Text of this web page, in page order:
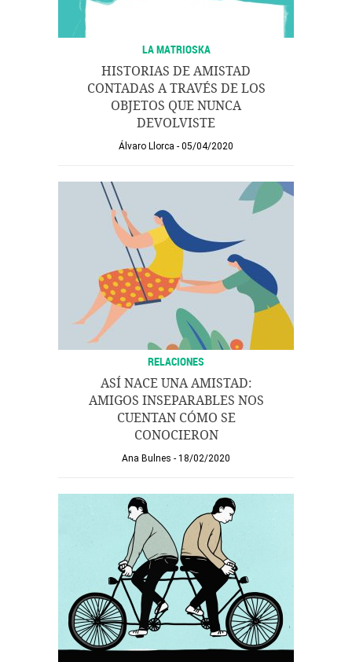
LA MATRIOSKA
HISTORIAS DE AMISTAD
CONTADAS A TRAVÉS DE LOS
OBJETOS QUE NUNCA
DEVOLVISTE
Álvaro Llorca 05/04/2020
RELACIONES
ASÍ NACE UNA AMISTAD:
AMIGOS INSEPARABLES NOS
CUENTAN CÓMO SE
CONOCIERON
Ana Bulnes 18/02/2020